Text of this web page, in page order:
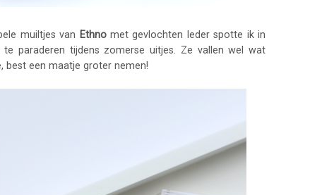
muiltjes van Ethnomet gevlochten leder spotte ik in
paraderen tijdens zomerse uitjes. Ze vallen wel wat
best een maatje groter nemen!